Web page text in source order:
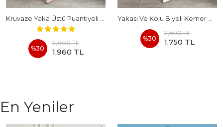
%30
2,800 TL
1,960 TL
%30
2,500 TL
1,750 TL
En Yeniler